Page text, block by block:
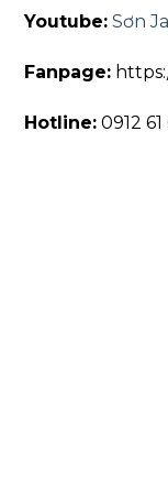
Youtube: Sơn
Fanpage:
Hotline: 0912 61